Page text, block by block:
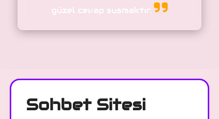
güzel cevap susmaktır.
Sohbet Sitesi